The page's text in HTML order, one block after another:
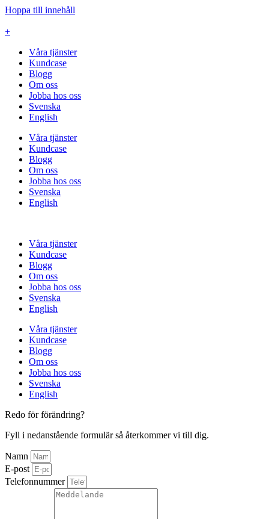
Hoppa till innehåll
+
Våra tjänster
Kundcase
Blogg
Om oss
Jobba hos oss
Svenska
English
Våra tjänster
Kundcase
Blogg
Om oss
Jobba hos oss
Svenska
English
Våra tjänster
Kundcase
Blogg
Om oss
Jobba hos oss
Svenska
English
Våra tjänster
Kundcase
Blogg
Om oss
Jobba hos oss
Svenska
English
Redo för förändring?
Fyll i nedanstående formulär så återkommer vi till dig.
Namn
E-post
Telefonnummer